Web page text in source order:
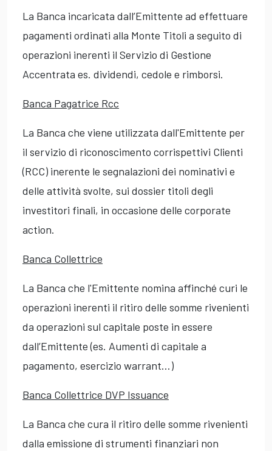
La Banca incaricata dall’Emittente ad effettuare
pagamenti ordinati alla Monte Titoli a seguito di
operazioni inerenti il Servizio di Gestione
Accentrata es. dividendi, cedole e rimborsi.
Banca Pagatrice Rcc
La Banca che viene utilizzata dall'Emittente per
il servizio di riconoscimento corrispettivi Clienti
(RCC) inerente le segnalazioni dei nominativi e
delle attività svolte, sui dossier titoli degli
investitori finali, in occasione delle corporate
action.
Banca Collettrice
La Banca che l'Emittente nomina affinché curi le
operazioni inerenti il ritiro delle somme rivenienti
da operazioni sul capitale poste in essere
dall’Emittente (es. Aumenti di capitale a
pagamento, esercizio warrant…)
Banca Collettrice DVP Issuance
La Banca che cura il ritiro delle somme rivenienti
dalla emissione di strumenti finanziari non